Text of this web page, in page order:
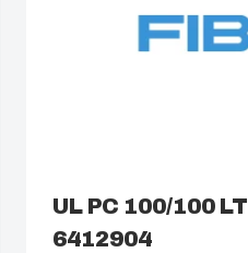
UL PC 100/100 LT
6412904